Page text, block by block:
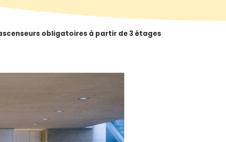
obligatoires à partir de 3 étages